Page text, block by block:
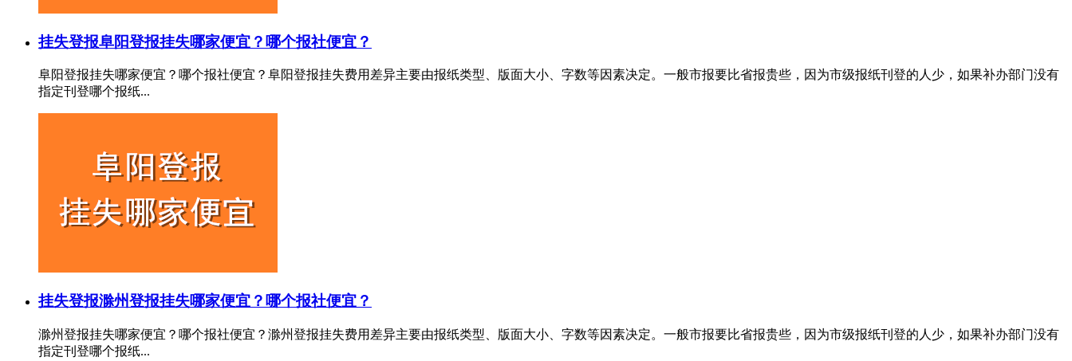
挂失登报阜阳登报挂失哪家便宜？哪个报社便宜？
阜阳登报挂失哪家便宜？哪个报社便宜？阜阳登报挂失费用差异主要由报纸类型、版面大小、字数等因素决定。一般市报要比省报贵些，因为市级报纸刊登的人少，如果补办部门没有
指定刊登哪个报纸...
挂失登报滁州登报挂失哪家便宜？哪个报社便宜？
滁州登报挂失哪家便宜？哪个报社便宜？滁州登报挂失费用差异主要由报纸类型、版面大小、字数等因素决定。一般市报要比省报贵些，因为市级报纸刊登的人少，如果补办部门没有
指定刊登哪个报纸...